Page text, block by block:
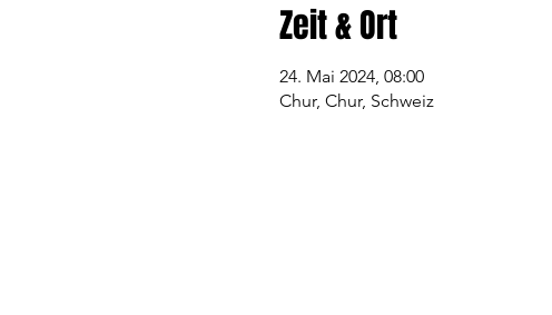
Zeit & Ort
24. Mai 2024, 08:00
Chur, Chur, Schweiz